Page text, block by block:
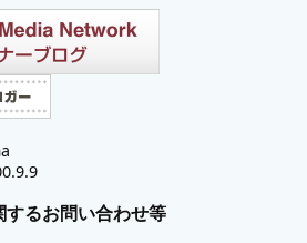
るお問い合わせ等